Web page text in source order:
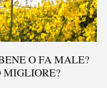
O FA MALE?
MIGLIORE?